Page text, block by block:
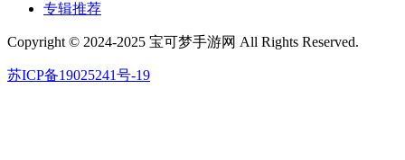
专辑推荐
Copyright © 2024-2025 宝可梦手游网 All Rights Reserved.
苏ICP备19025241号-19